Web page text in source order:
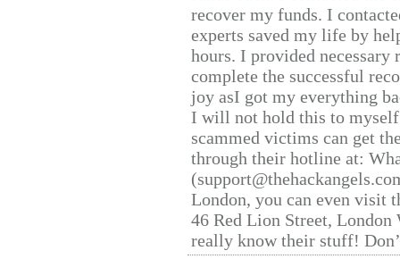
recover my funds. I
experts saved my life by
hours. I provided
complete the successful
joy asI got my everything
I will not hold this to
scammed victims can get
through their hotline at:
London, you can even visit
46 Red Lion Street, London
really know their stuff!